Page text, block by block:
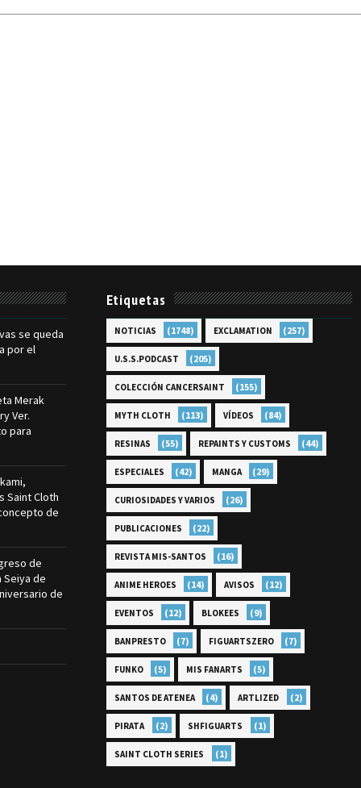
se queda
por el
Merak
Ver.
para
Saint Cloth
de
de
Seiya de
de
Etiquetas
NOTICIAS (1748) EXCLAMATION (257)
U.S.S.PODCAST (205)
COLECCIÓN CANCERSAINT (155)
MYTH CLOTH (113) VÍDEOS (84)
RESINAS (55) REPAINTS Y CUSTOMS (44)
ESPECIALES (42) MANGA (29)
CURIOSIDADES Y VARIOS (26)
PUBLICACIONES (22)
REVISTA MIS-SANTOS (16)
ANIME HEROES (14) AVISOS (12)
EVENTOS (12) BLOKEES (9)
BANPRESTO (7) FIGUARTSZERO (7)
FUNKO (5) MIS FANARTS (5)
SANTOS DE ATENEA (4) ARTLIZED (2)
PIRATA (2) SHFIGUARTS (1)
SAINT CLOTH SERIES (1)